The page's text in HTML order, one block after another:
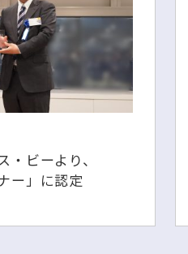
・ビーより、
ー」に認定